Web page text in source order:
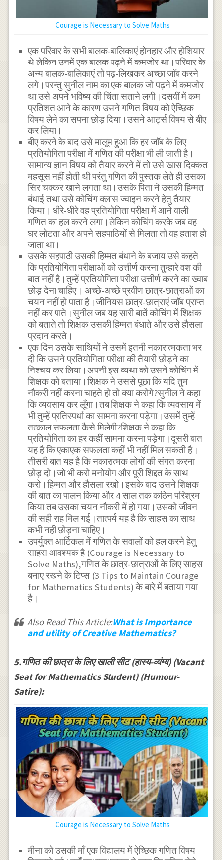
Courage is Necessary to Solve Maths
एक परिवार के सभी बालक-बालिकाएं होनहार और होशियार
थे लेकिन उनमें एक बालक पढ़ने में कमजोर था।परिवार के
अन्य बालक-बालिकाएं तो पढ़-लिखकर अच्छा जाॅब करने
लगे।परन्तु सुनील नाम का एक बालक जो पढ़ने में कमजोर
था उसे अपने भविष्य की चिंता सताने लगी।दसवीं में कम
प्रतिशत आने के कारण उसने गणित विषय को ऐच्छिक
विषय लेने का सपना छोड़ दिया।उसने आर्ट्स विषय से बीए
कर लिया।
बीए करने के बाद उसे मालूम हुआ कि हर जाॅब के लिए
प्रतियोगिता परीक्षा में गणित की परीक्षा भी ली जाती है।
सामान्य ज्ञान विषय को तैयार करने में तो उसे खास दिक्कत
महसूस नहीं होती थी परंतु गणित की पुस्तक लेते ही उसका
सिर चक्कर खाने लगता था।उसके पिता ने उसकी हिम्मत
बंधाई तथा उसे कोचिंग क्लास ज्वाइन करने हेतु तैयार
किया। धीरे-धीरे वह प्रतियोगिता परीक्षा में आने वाली
गणित का हल करने लगा।लेकिन कोचिंग करके जब वह
घर लोटता और अपने सहपाठियों से मिलता तो वह हताश हो
जाता था।
उसके सहपाठी उसकी हिम्मत बंधाने के बजाय उसे कहते
कि प्रतियोगिता परीक्षाओं को उत्तीर्ण करना तुम्हारे वश की
बात नहीं है।तुम्हें प्रतियोगिता परीक्षा उत्तीर्ण करने का ख्वाब
छोड़ देना चाहिए। अच्छे-अच्छे प्रवीण छात्र-छात्राओं का
चयन नहीं हो पाता है।जीनियस छात्र-छात्राएं जाॅब प्राप्त
नहीं कर पाते।सुनील जब यह सारी बातें कोचिंग में शिक्षक
को बताते तो शिक्षक उसकी हिम्मत बंधाते और उसे हौसला
प्रदान करते।
एक दिन उसके साथियों ने उसमें इतनी नकारात्मकता भर
दी कि उसने प्रतियोगिता परीक्षा की तैयारी छोड़ने का
निश्चय कर लिया।अपनी इस व्यथा को उसने कोचिंग में
शिक्षक को बताया।शिक्षक ने उससे पूछा कि यदि तुम
नौकरी नहीं करना चाहते हो तो क्या करोगे?सुनील ने कहा
कि व्यवसाय कर लूँगा।तब शिक्षक ने कहा कि व्यवसाय में
भी तुम्हें प्रतिस्पर्धा का सामना करना पड़ेगा।उसमें तुम्हें
तत्काल सफलता कैसे मिलेगी?शिक्षक ने कहा कि
प्रतियोगिता का हर कहीं सामना करना पड़ेगा।दूसरी बात
यह है कि एकाएक सफलता कहीं भी नहीं मिल सकती है।
तीसरी बात यह है कि नकारात्मक लोगों की संगत करना
छोड़ दो।जो भी करो मनोयोग और पूरी शिद्दत के साथ
करो।हिम्मत और हौसला रखो।इसके बाद उसने शिक्षक
की बात का पालन किया और 4 साल तक कठिन परिश्रम
किया तब उसका चयन नौकरी में हो गया।उसको जीवन
की सही राह मिल गई।तात्पर्य यह है कि साहस का साथ
कभी नहीं छोड़ना चाहिए।
उपर्युक्त आर्टिकल में गणित के सवालों को हल करने हेतु
साहस आवश्यक है (Courage is Necessary to
Solve Maths),गणित के छात्र-छात्राओं के लिए साहस
बनाए रखने के टिप्स (3 Tips to Maintain Courage
for Mathematics Students) के बारे में बताया गया
है।
Also Read This Article:What is Importance
and utility of Creative Mathematics?
5.गणित की छात्रा के लिए खाली सीट (हास्य-व्यंग्य) (Vacant
Seat for Mathematics Student) (Humour-
Satire):
Courage is Necessary to Solve Maths
मीना को उसकी माँ एक विद्यालय में ऐच्छिक गणित विषय